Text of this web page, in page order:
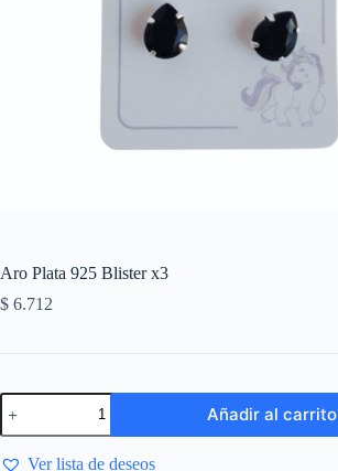
Aro Plata 925 Blister x3
$ 6.712
Añadir al carrito
Ver lista de deseos